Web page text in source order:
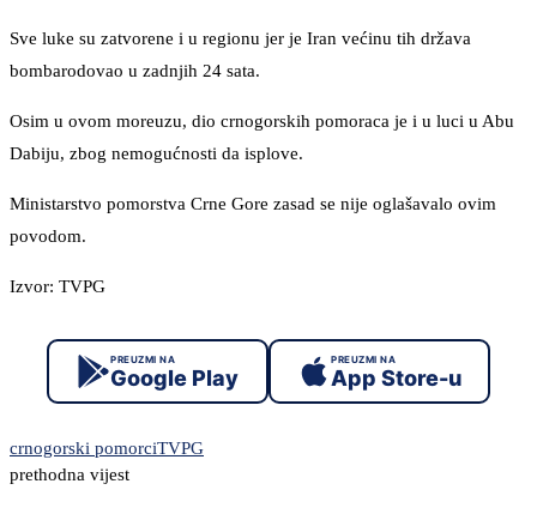
Sve luke su zatvorene i u regionu jer je Iran većinu tih država
bombarodovao u zadnjih 24 sata.
Osim u ovom moreuzu, dio crnogorskih pomoraca je i u luci u Abu
Dabiju, zbog nemogućnosti da isplove.
Ministarstvo pomorstva Crne Gore zasad se nije oglašavalo ovim
povodom.
Izvor: TVPG
PREUZMI NA
Google Play
PREUZMI NA
App Store-u
crnogorski pomorciTVPG
prethodna vijest